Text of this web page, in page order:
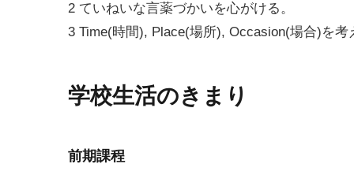
2 ていねいな言薬づかいを心がける。
3 Time(時間), Place(場所), Occasion(場合)を考
学校生活のきまり
前期課程